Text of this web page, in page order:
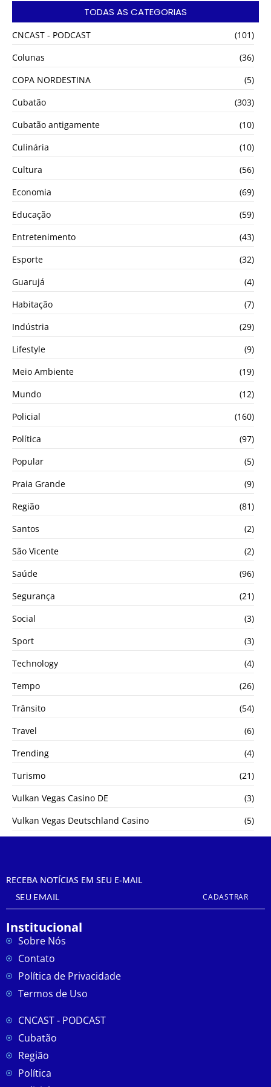
TODAS AS CATEGORIAS
CNCAST - PODCAST
(101)
Colunas
(36)
COPA NORDESTINA
(5)
Cubatão
(303)
Cubatão antigamente
(10)
Culinária
(10)
Cultura
(56)
Economia
(69)
Educação
(59)
Entretenimento
(43)
Esporte
(32)
Guarujá
(4)
Habitação
(7)
Indústria
(29)
Lifestyle
(9)
Meio Ambiente
(19)
Mundo
(12)
Policial
(160)
Política
(97)
Popular
(5)
Praia Grande
(9)
Região
(81)
Santos
(2)
São Vicente
(2)
Saúde
(96)
Segurança
(21)
Social
(3)
Sport
(3)
Technology
(4)
Tempo
(26)
Trânsito
(54)
Travel
(6)
Trending
(4)
Turismo
(21)
Vulkan Vegas Casino DE
(3)
Vulkan Vegas Deutschland Casino
(5)
RECEBA NOTÍCIAS EM SEU E-MAIL
CADASTRAR
Institucional
Sobre Nós
Contato
Política de Privacidade
Termos de Uso
CNCAST - PODCAST
Cubatão
Região
Política